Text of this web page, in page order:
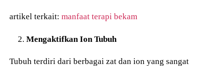
artikel terkait:manfaat terapi bekam
Mengaktifkan Ion Tubuh
Tubuh terdiri dari berbagai zat dan ion yang sangat